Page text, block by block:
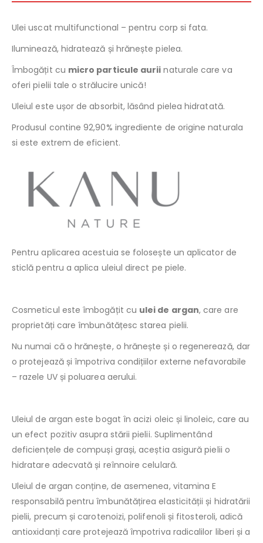
Ulei uscat multifunctional – pentru corp si fata.
Iluminează, hidratează și hrănește pielea.
Îmbogățit cu micro particule aurii naturale care va
oferi pielii tale o strălucire unică!
Uleiul este ușor de absorbit, lăsând pielea hidratată.
Produsul contine 92,90% ingrediente de origine naturala
si este extrem de eficient.
Pentru aplicarea acestuia se folosește un aplicator de
sticlă pentru a aplica uleiul direct pe piele.
Cosmeticul este îmbogățit cu ulei de argan, care are
proprietăți care îmbunătățesc starea pielii.
Nu numai că o hrănește, o hrănește și o regenerează, dar
o protejează și împotriva condițiilor externe nefavorabile
– razele UV și poluarea aerului.
Uleiul de argan este bogat în acizi oleic și linoleic, care au
un efect pozitiv asupra stării pielii. Suplimentând
deficiențele de compuși grași, aceștia asigură pielii o
hidratare adecvată și reînnoire celulară.
Uleiul de argan conține, de asemenea, vitamina E
responsabilă pentru îmbunătățirea elasticității și hidratării
pielii, precum și carotenoizi, polifenoli și fitosteroli, adică
antioxidanți care protejează împotriva radicalilor liberi și a